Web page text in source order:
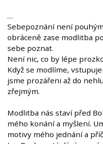
…
Sebepoznání není
obráceně zase modlitba
sebe poznat.
Není nic, co by lépe
Když se modlíme,
jsme prozářeni až do
zřejmým.
Modlitba nás staví před
mého konání a myšlení.
motivy mého jednání a